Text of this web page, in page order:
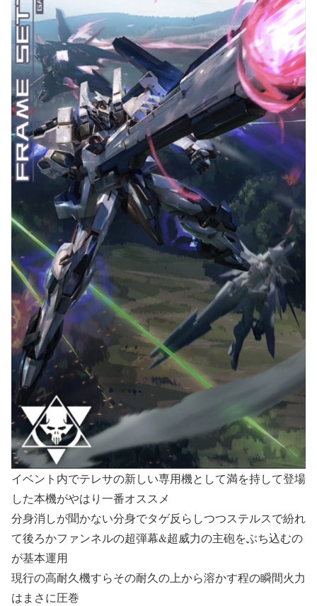
イベント内でテレサの新しい専用機として満を持して登場
した本機がやはり一番オススメ
分身消しが聞かない分身でタゲ反らしつつステルスで紛れ
て後ろかファンネルの超弾幕&超威力の主砲をぶち込むの
が基本運用
現行の高耐久機すらその耐久の上から溶かす程の瞬間火力
はまさに圧巻